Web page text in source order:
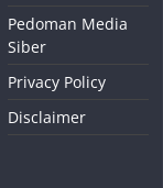
Pedoman Media
Siber
Privacy Policy
Disclaimer